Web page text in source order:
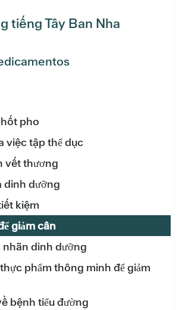
tiếng Tây Ban Nha
pho
việc tập thể dục
vết thương
dinh dưỡng
kiệm
giảm cân
dinh dưỡng
phẩm thông minh để giảm
bệnh tiểu đường